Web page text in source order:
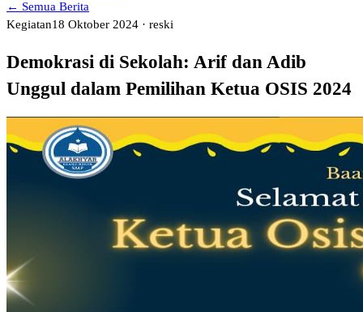
← Semua Berita
Kegiatan18 Oktober 2024 · reski
Demokrasi di Sekolah: Arif dan Adib
Unggul dalam Pemilihan Ketua OSIS 2024